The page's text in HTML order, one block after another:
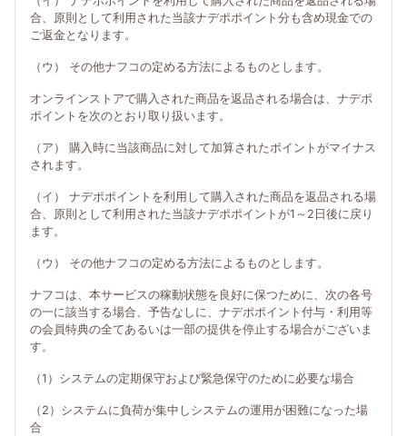
合、原則として利用された当該ナデポポイント分も含め現金での
ご返金となります。
（ウ） その他ナフコの定める方法によるものとします。
オンラインストアで購入された商品を返品される場合は、ナデポ
ポイントを次のとおり取り扱います。
（ア） 購入時に当該商品に対して加算されたポイントがマイナス
されます。
（イ） ナデポポイントを利用して購入された商品を返品される場
合、原則として利用された当該ナデポポイントが1～2日後に戻り
ます。
（ウ） その他ナフコの定める方法によるものとします。
ナフコは、本サービスの稼動状態を良好に保つために、次の各号
の一に該当する場合、予告なしに、ナデポポイント付与・利用等
の会員特典の全てあるいは一部の提供を停止する場合がございま
す。
（1）システムの定期保守および緊急保守のために必要な場合
（2）システムに負荷が集中しシステムの運用が困難になった場
合